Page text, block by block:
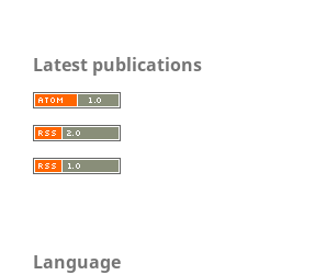
Latest publications
Language